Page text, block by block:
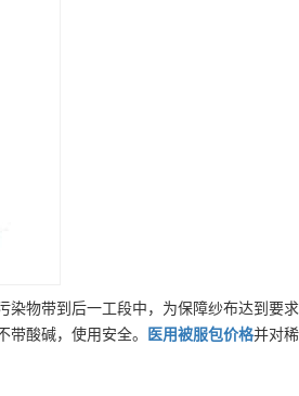
染物带到后一工段中，为保障纱布达到要求
酸碱，使用安全。 医用被服包价格并对稀